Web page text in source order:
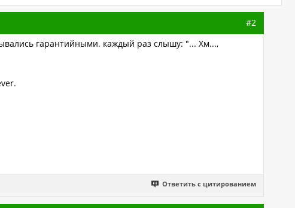
#2
гарантийными. каждый раз слышу: "... Хм...,
Ответить с цитированием